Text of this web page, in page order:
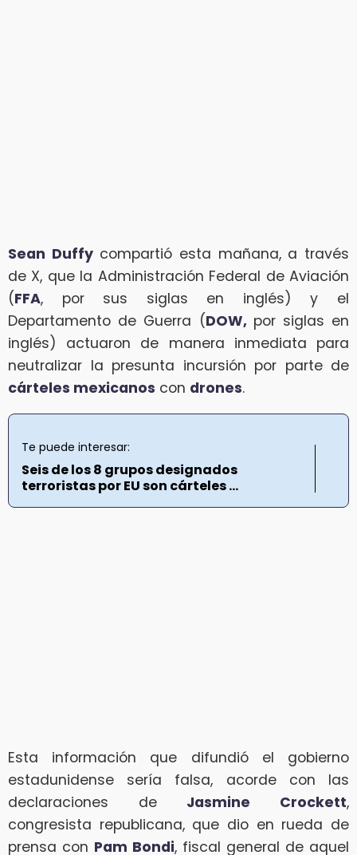
Sean Duffycompartió esta mañana, a través
de X, que la Administración Federal de Aviación
(FFA, por sus siglas en inglés) y el
Departamento de Guerra (DOW, por siglas en
inglés) actuaron de manera inmediata para
neutralizar la presunta incursión por parte de
cárteles mexicanos con drones.
Te puede interesar:
Seis de los 8 grupos designados
terroristas por EU son cárteles ...
Esta información que difundió el gobierno
estadunidense sería falsa, acorde con las
declaraciones de Jasmine Crockett,
congresista republicana, que dio en rueda de
prensa con Pam Bondi, fiscal general de aquel